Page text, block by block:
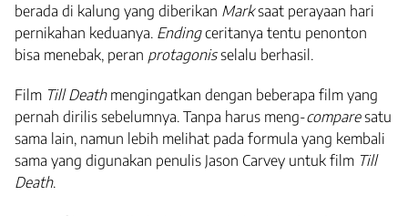
berada di kalung yang diberikan Marksaat perayaan hari
pernikahan keduanya. Endingceritanya tentu penonton
bisa menebak, peran protagonisselalu berhasil.
Film Till Deathmengingatkan dengan beberapa film yang
pernah dirilis sebelumnya. Tanpa harus meng-comparesatu
sama lain, namun lebih melihat pada formula yang kembali
sama yang digunakan penulis Jason Carvey untuk film Till
Death.